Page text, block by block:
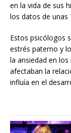
en la vida de sus
los datos de unas
Estos psicólogos
estrés paterno y
la ansiedad en
afectaban la
influía en el